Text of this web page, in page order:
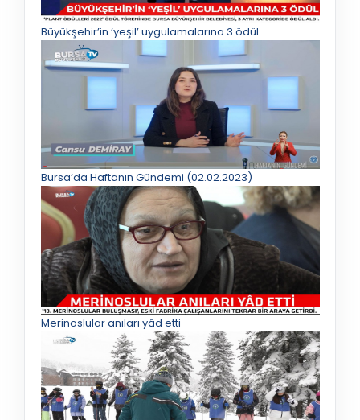
Büyükşehir’in ‘yeşil’ uygulamalarına 3 ödül
Bursa’da Haftanın Gündemi (02.02.2023)
Merinoslular anıları yâd etti